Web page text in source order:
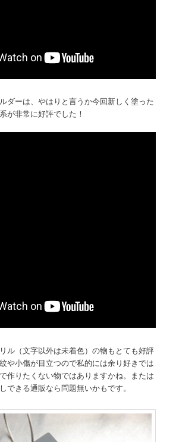
ダーは、やはりと言うか今回新しく塗った
が非常に好評でした！
ル（文字以外は未着色）の物もとても好評
や小傷が目立つので私的には余り好きでは
作りたくない物ではありますかね。または
できる通販なら問題無いかもです。